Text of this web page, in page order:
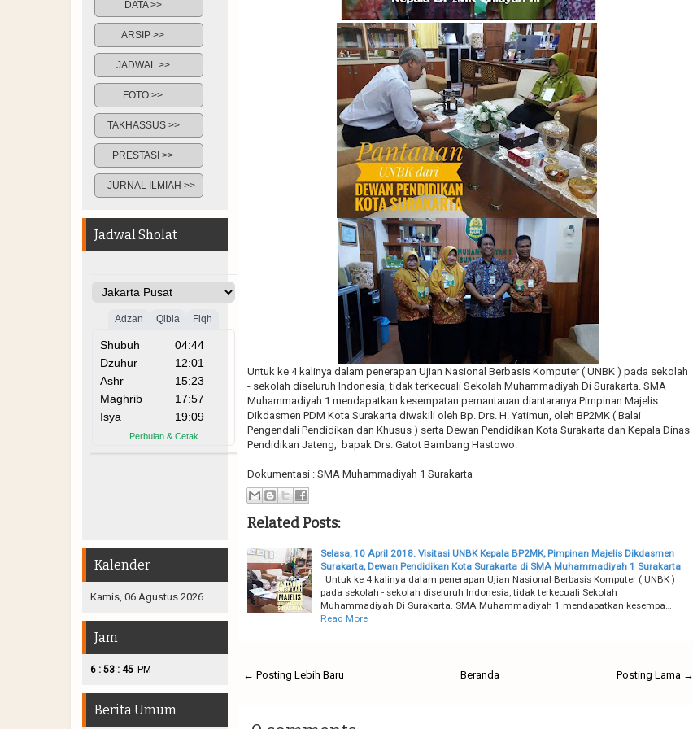
Untuk ke 4 kalinya dalam penerapan Ujian Nasional Berbasis Komputer ( UNBK ) pada sekolah
- sekolah diseluruh Indonesia, tidak terkecuali Sekolah Muhammadiyah Di Surakarta. SMA
Muhammadiyah 1 mendapatkan kesempatan pemantauan diantaranya Pimpinan Majelis
Dikdasmen PDM Kota Surakarta diwakili oleh Bp. Drs. H. Yatimun, oleh BP2MK ( Balai
Pengendali Pendidikan dan Khusus ) serta Dewan Pendidikan Kota Surakarta dan Kepala Dinas
Pendidikan Jateng, bapak Drs. Gatot Bambang Hastowo.
Dokumentasi : SMA Muhammadiyah 1 Surakarta
Related Posts:
Selasa, 10 April 2018. Visitasi UNBK Kepala BP2MK, Pimpinan Majelis Dikdasmen
Surakarta, Dewan Pendidikan Kota Surakarta di SMA Muhammadiyah 1 Surakarta
Untuk ke 4 kalinya dalam penerapan Ujian Nasional Berbasis Komputer ( UNBK )
pada sekolah - sekolah diseluruh Indonesia, tidak terkecuali Sekolah
Muhammadiyah Di Surakarta. SMA Muhammadiyah 1 mendapatkan kesempa…
Read More
← Posting Lebih Baru Posting Lama →
Beranda
DATA >>
ARSIP >>
JADWAL >>
FOTO >>
TAKHASSUS >>
PRESTASI >>
JURNAL ILMIAH >>
Jadwal Sholat
Kalender
Kamis, 06 Agustus 2026
Jam
6 : 53 : 46 PM
Berita Umum